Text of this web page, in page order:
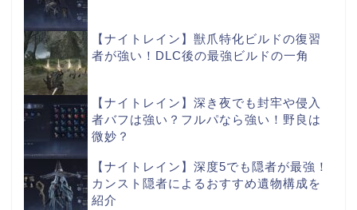
【ナイトレイン】獣爪特化ビルドの復習
者が強い！DLC後の最強ビルドの一角
【ナイトレイン】深き夜でも封牢や侵入
者バフは強い？フルパなら強い！野良は
微妙？
【ナイトレイン】深度5でも隠者が最強！
カンスト隠者によるおすすめ遺物構成を
紹介